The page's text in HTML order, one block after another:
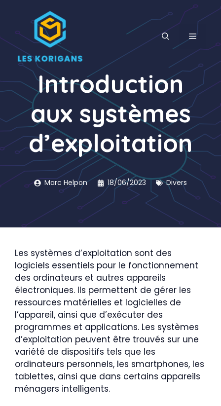
contenu
MENU
Introduction
aux systèmes
d’exploitation
Marc Helpon 18/06/2023 Divers
Les systèmes d’exploitation sont des
logiciels essentiels pour le fonctionnement
des ordinateurs et autres appareils
électroniques. Ils permettent de gérer les
ressources matérielles et logicielles de
l’appareil, ainsi que d’exécuter des
programmes et applications. Les systèmes
d’exploitation peuvent être trouvés sur une
variété de dispositifs tels que les
ordinateurs personnels, les smartphones, les
tablettes, ainsi que dans certains appareils
ménagers intelligents.